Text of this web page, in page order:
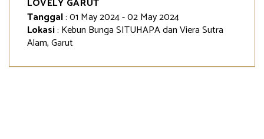
LOVELY GARUT
Tanggal: 01 May 2024 - 02 May 2024
Lokasi: Kebun Bunga SITUHAPA dan Viera Sutra
Alam, Garut